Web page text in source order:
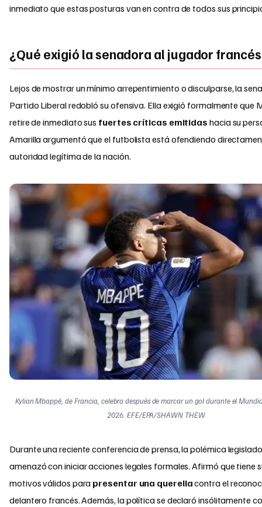
inmediato que estas posturas van en contra de todos sus
¿Qué exigió la senadora al jugador
Lejos de mostrar un mínimo arrepentimiento o disculparse, la
Partido Liberal redobló su ofensiva. Ella exigió formalmente que
retire de inmediato sus fuertes críticas emitidas hacia su
Amarilla argumentó que el futbolista está ofendiendo
autoridad legítima de la nación.
Kylian Mbappé, de Francia, celebra después de marcar un gol durante el
2026. EFE/EPA/SHAWN THEW
Durante una reciente conferencia de prensa, la polémica
amenazó con iniciar acciones legales formales. Afirmó que tiene
motivos válidos para presentar una querellacontra el
delantero francés. Además, la política se declaró insólitamente